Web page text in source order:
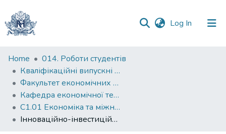
Log In (current)
Communities
&
Collections
All of DSpace
Home
014. Роботи студентів
Кваліфікаційні випускні роботи здобувачів вищої освіти бакалаврських програм
Факультет економічних наук
Кафедра економічної теорії
С1.01 Економіка та міжнародні економічні відносини (економіка)
Інноваційно-інвестиційний потенціал розбудови повоєнної України, виклики, оцінки, ризики